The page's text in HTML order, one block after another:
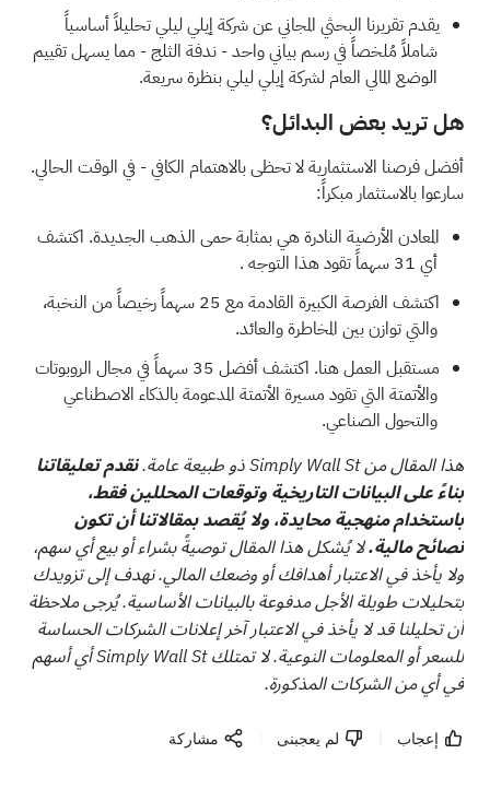
يقدم تقريرنا البحثي المجاني عن شركة إيلي ليليتحليلاً أساسياً
شاملاً مُلخصاً في رسم بياني واحد - ندفة الثلج - مما يسهل تقييم
الوضع المالي العام لشركة إيلي ليلي بنظرة سريعة.
هل تريد بعض البدائل؟
أفضل فرصنا الاستثمارية لا تحظى بالاهتمام الكافي - في الوقت الحالي.
سارعوا بالاستثمار مبكراً:
المعادن الأرضية النادرة هي بمثابة حمى الذهب الجديدة. اكتشف
أي 31 سهماً تقود هذا التوجه
.
اكتشف الفرصة الكبيرة القادمة مع 25 سهماً رخيصاً من النخبة،
والتي توازن بين المخاطرة والعائد.
مستقبل العمل هنا. اكتشف
أفضل 35 سهماً في مجال الروبوتات
والأتمتةالتي تقود مسيرة الأتمتة المدعومة بالذكاء الاصطناعي
والتحول الصناعي.
هذا المقال من Simply Wall St ذو طبيعة عامة.
نقدم تعليقاتنا
بناءً على البيانات التاريخية وتوقعات المحللين فقط،
باستخدام منهجية محايدة، ولا يُقصد بمقالاتنا أن تكون
نصائح مالية.لا يُشكل هذا المقال توصيةً بشراء أو بيع أي سهم،
ولا يأخذ في الاعتبار أهدافك أو وضعك المالي. نهدف إلى تزويدك
بتحليلات طويلة الأجل مدفوعة بالبيانات الأساسية. يُرجى ملاحظة
أن تحليلنا قد لا يأخذ في الاعتبار آخر إعلانات الشركات الحساسة
للسعر أو المعلومات النوعية. لا تمتلك Simply Wall St أي أسهم
في أي من الشركات المذكورة.
إعجاب لم يعجبنى مشاركة